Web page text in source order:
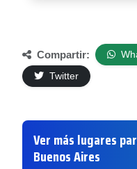
Compartir:
Twitter
Ver más lugares
Buenos Aires